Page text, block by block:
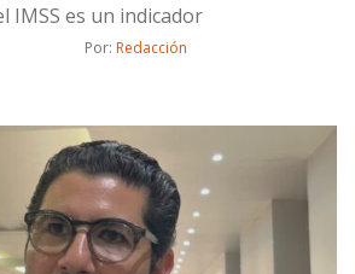
IMSS es un indicador
Por: Redacción